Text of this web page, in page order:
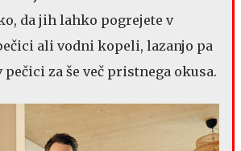
da jih lahko pogrejete v
ali vodni kopeli, lazanjo pa
pečici za še več pristnega okusa.